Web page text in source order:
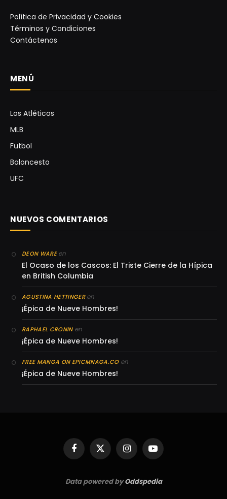
Política de Privacidad y Cookies
Términos y Condiciones
Contáctenos
MENÚ
Los Atléticos
MLB
Futbol
Baloncesto
UFC
NUEVOS COMENTARIOS
DEON WAREen
El Ocaso de los Cascos: El Triste Cierre de la Hípica
en British Columbia
AGUSTINA HETTINGERen
¡Épica de Nueve Hombres!
RAPHAEL CRONINen
¡Épica de Nueve Hombres!
FREE MANGA ON EPICMNAGA.COen
¡Épica de Nueve Hombres!
Facebook
X
(Twitter)
InstagramYouTube
Data powered byOddspedia